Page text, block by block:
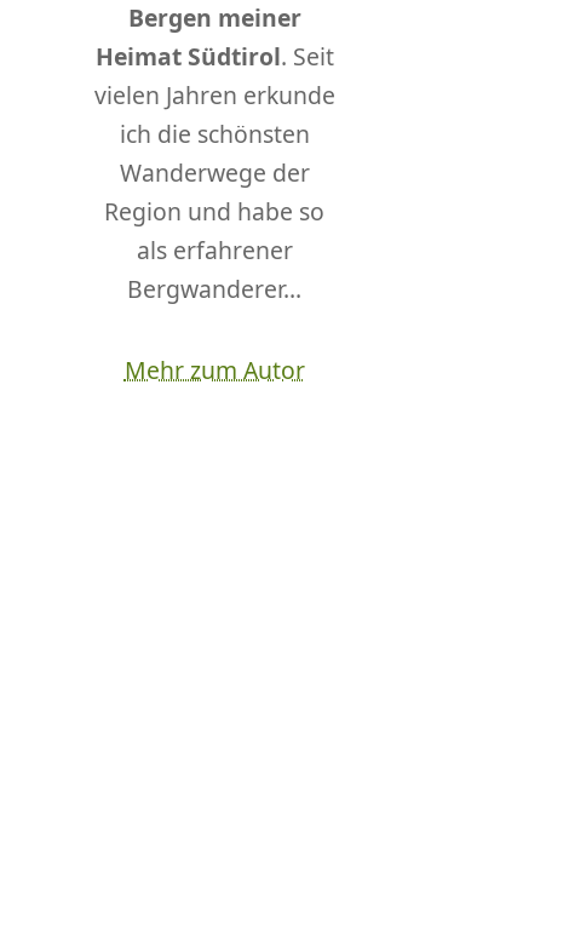
Bergen meiner
Heimat Südtirol. Seit
vielen Jahren erkunde
ich die schönsten
Wanderwege der
Region und habe so
als erfahrener
Bergwanderer...
Mehr zum Autor